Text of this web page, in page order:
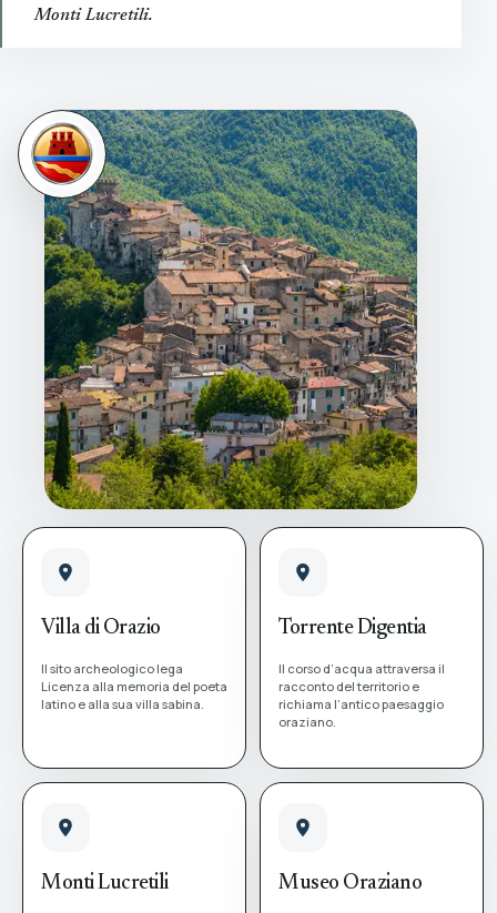
Monti Lucretili.
Villa di Orazio
Il sito archeologico lega
Licenza alla memoria del poeta
latino e alla sua villa sabina.
Torrente Digentia
Il corso d’acqua attraversa il
racconto del territorio e
richiama l’antico paesaggio
oraziano.
Monti Lucretili Museo Oraziano